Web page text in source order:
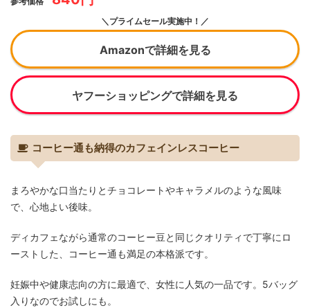
＼プライムセール実施中！／
Amazonで詳細を見る
ヤフーショッピングで詳細を見る
コーヒー通も納得のカフェインレスコーヒー
まろやかな口当たりとチョコレートやキャラメルのような風味
で、心地よい後味。
ディカフェながら通常のコーヒー豆と同じクオリティで丁寧にロ
ーストした、コーヒー通も満足の本格派です。
妊娠中や健康志向の方に最適で、女性に人気の一品です。5バッグ
入りなのでお試しにも。